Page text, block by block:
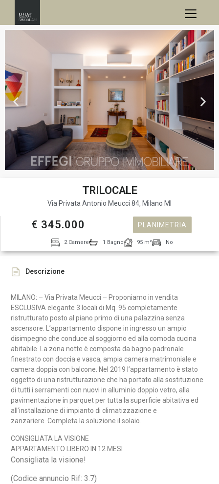
TRILOCALE
Via Privata Antonio Meucci 84, Milano MI
€ 345.000 PLANIMETRIA
2 Camere 1 Bagno 95 m² No
Descrizione
MILANO: – Via Privata Meucci – Proponiamo in vendita
ESCLUSIVA elegante 3 locali di Mq. 95 completamente
ristrutturato posto al piano primo di una palazzina senza
ascensore. L’appartamento dispone in ingresso un ampio
disimpegno che conduce al soggiorno ed alla comoda cucina
abitabile. La zona notte è composta da bagno padronale
finestrato con doccia e vasca, ampia camera matrimoniale e
camera doppia con balcone. Nel 2019 l’appartamento è stato
oggetto di una ristrutturazione che ha portato alla sostituzione
di tutti i serramenti con nuovi in alluminio doppio vetro, alla
pavimentazione in parquet per tutta la superficie abitativa ed
all’installazione di impianto di climatizzazione e
zanzariere.Completa la soluzione il solaio.
CONSIGLIATA LA VISIONE
APPARTAMENTO LIBERO IN 12 MESI
Consigliata la visione!
(Codice annuncio Rif: 3.7)